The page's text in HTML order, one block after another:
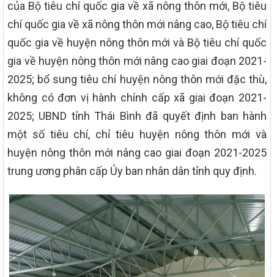
của Bộ tiêu chí quốc gia về xã nông thôn mới, Bộ tiêu
chí quốc gia về xã nông thôn mới nâng cao, Bộ tiêu chí
quốc gia về huyện nông thôn mới và Bộ tiêu chí quốc
gia về huyện nông thôn mới nâng cao giai đoạn 2021-
2025; bổ sung tiêu chí huyện nông thôn mới đặc thù,
không có đơn vị hành chính cấp xã giai đoạn 2021-
2025; UBND tỉnh Thái Bình đã quyết định ban hành
một số tiêu chí, chỉ tiêu huyện nông thôn mới và
huyện nông thôn mới nâng cao giai đoạn 2021-2025
trung ương phân cấp Ủy ban nhân dân tỉnh quy định.